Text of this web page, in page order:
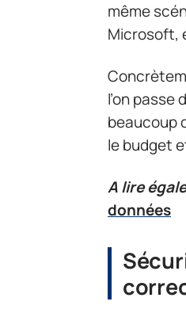
même
Microsoft,
l’on passe
beaucoup
le budget
A lire
données